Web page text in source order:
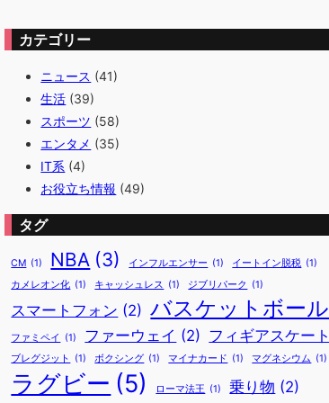
カテゴリー
ニュース (41)
生活 (39)
スポーツ (58)
エンタメ (35)
IT系 (4)
お役立ち情報 (49)
タグ
CM (1) NBA (3) インフルエンサー (1) イートイン脱税 (1)
カメレオン化 (1) キャッシュレス (1) ジブリパーク (1)
スマートフォン (2) バスケットボール
ファミペイ (1) ファーウェイ (2) フィギアスケート
ブレグジット (1) ボクシング (1) マイナカード (1) マグネシウム (1)
ラグビー (5) ローマ法王 (1) 乗り物 (2)